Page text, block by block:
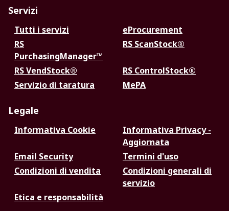
Servizi
Tutti i servizi
eProcurement
RS
PurchasingManager™
RS ScanStock®
RS VendStock®
RS ControlStock®
Servizio di taratura
MePA
Legale
Informativa Cookie
Informativa Privacy -
Aggiornata
Email Security
Termini d'uso
Condizioni di vendita
Condizioni generali di
servizio
Etica e responsabilità